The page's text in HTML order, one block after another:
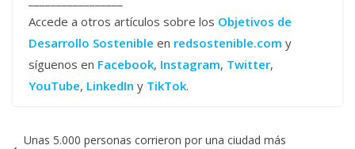
Accede a otros artículos sobre los Objetivos de
Desarrollo Sostenible en redsostenible.com y
síguenos en Facebook, Instagram, Twitter,
YouTube, LinkedIn y TikTok.
Unas 5.000 personas corrieron por una ciudad más